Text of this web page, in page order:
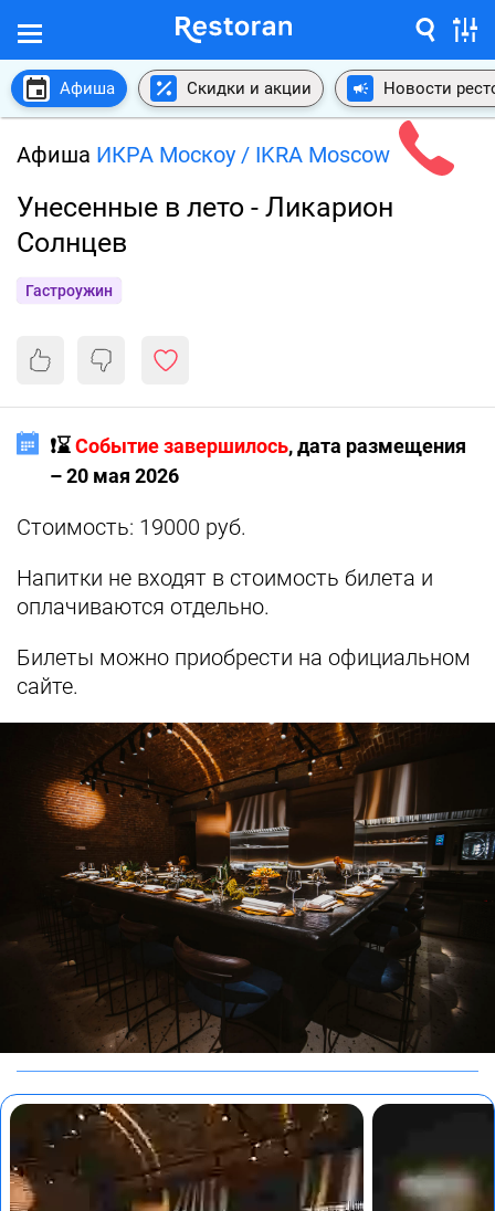
Афиша Скидки и акции Новости
Афиша ИКРА Москоу / IKRA Moscow
Унесенные в лето - Ликарион
Солнцев
Гастроужин
❗️⌛️Событие завершилось, дата размещения
– 20 мая 2026
Стоимость: 19000 руб.
Напитки не входят в стоимость билета и
оплачиваются отдельно.
Билеты можно приобрести на официальном
сайте.